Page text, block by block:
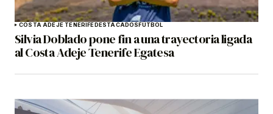
COSTA ADEJE TENERIFE DESTACADOS FÚTBOL
Silvia Doblado pone fin a una trayectoria ligada
al Costa Adeje Tenerife Egatesa